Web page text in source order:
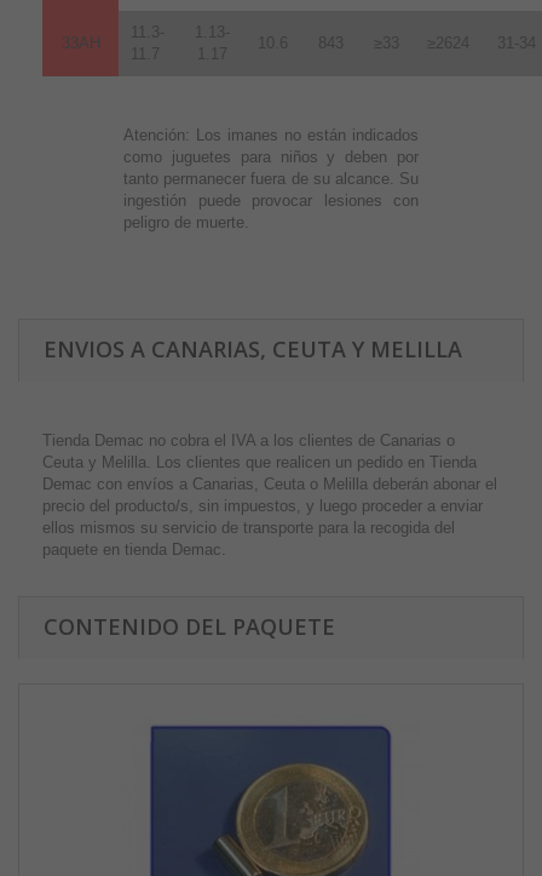
33AH
11.3-
11.7
1.13-
1.17
10.6 843 ≥33 ≥2624 31-34
Atención: Los imanes no están indicados
como juguetes para niños y deben por
tanto permanecer fuera de su alcance. Su
ingestión puede provocar lesiones con
peligro de muerte.
ENVIOS A CANARIAS, CEUTA Y MELILLA
Tienda Demac no cobra el IVA a los clientes de Canarias o
Ceuta y Melilla. Los clientes que realicen un pedido en Tienda
Demac con envíos a Canarias, Ceuta o Melilla deberán abonar el
precio del producto/s, sin impuestos, y luego proceder a enviar
ellos mismos su servicio de transporte para la recogida del
paquete en tienda Demac.
CONTENIDO DEL PAQUETE